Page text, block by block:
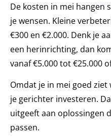
De kosten in mei hangen
je wensen. Kleine
€300 en €2.000. Denk je
een herinrichting, dan
vanaf €5.000 tot €25.000
Omdat je in mei goed
je gerichter investeren.
uitgeeft aan oplossingen
passen.